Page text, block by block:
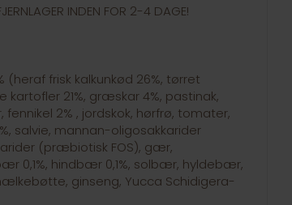
INDEN FOR 2-4 DAGE!
(heraf frisk kalkunkød 26%, tørret
kartofler 21%, græskar 4%, pastinak,
2% , jordskok, hørfrø, tomater,
salvie, mannan-oligosakkarider
(præbiotisk FOS), gær,
0,1%, hindbær 0,1%, solbær, hyldebær,
ginseng, Yucca Schidigera-